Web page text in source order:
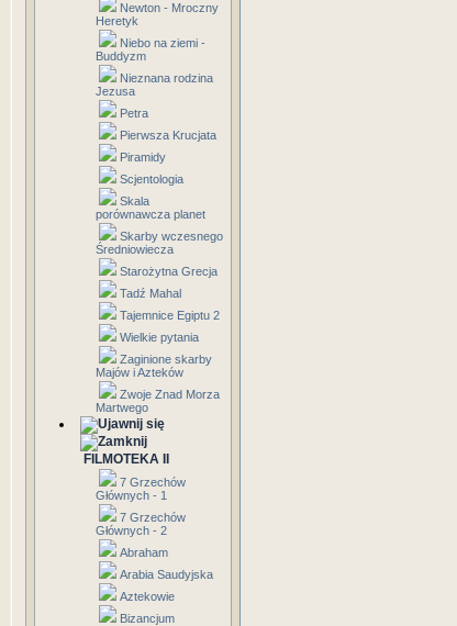
Newton - Mroczny
Heretyk
Niebo na ziemi -
Buddyzm
Nieznana rodzina
Jezusa
Petra
Pierwsza Krucjata
Piramidy
Scjentologia
Skala
porównawcza planet
Skarby wczesnego
Średniowiecza
Starożytna Grecja
Tadź Mahal
Tajemnice Egiptu 2
Wielkie pytania
Zaginione skarby
Majów i Azteków
Zwoje Znad Morza
Martwego
FILMOTEKA II
7 Grzechów
Głównych - 1
7 Grzechów
Głównych - 2
Abraham
Arabia Saudyjska
Aztekowie
Bizancjum